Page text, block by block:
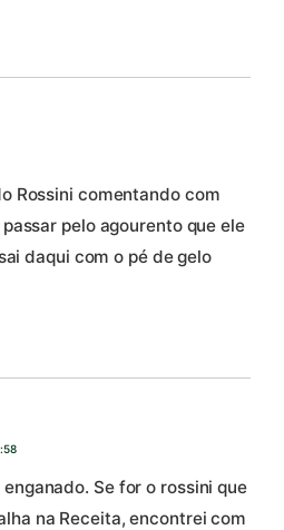
Rossini comentando com
pelo agourento que ele
daqui com o pé de gelo
Se for o rossini que
na Receita, encontrei com